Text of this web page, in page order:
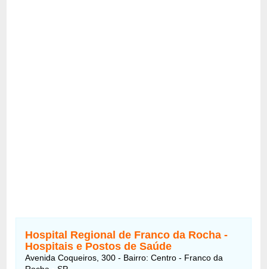
Hospital Regional de Franco da Rocha -
Hospitais e Postos de Saúde
Avenida Coqueiros, 300 - Bairro: Centro - Franco da